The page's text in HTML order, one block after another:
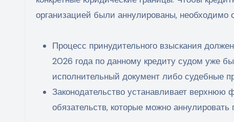
организацией были аннулированы, необходимо
Процесс принудительного взыскания
2026 года по данному кредиту судом уже
исполнительный документ либо судебные
Законодательство устанавливает
обязательств, которые можно